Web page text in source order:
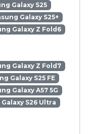
Galaxy S25
Galaxy S25+
Galaxy Z Fold6
Galaxy Z Fold7
Galaxy S25 FE
Galaxy A57 5G
S26 Ultra